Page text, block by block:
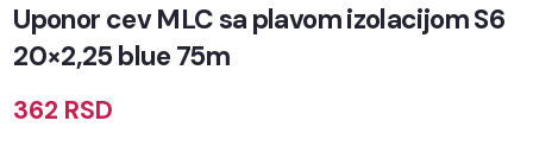
Uponor cev MLC sa plavom izolacijom S6
20×2,25 blue 75m
362 RSD